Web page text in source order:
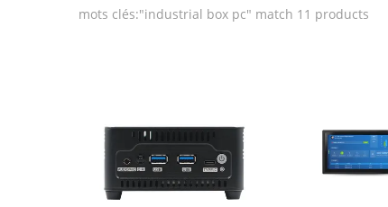
mots clés:"industrial box pc" match 11 products